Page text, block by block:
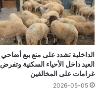
الداخلية تشدد على منع بيع أضاحي
العيد داخل الأحياء السكنية وتفرض
غرامات على المخالفين
2026-05-05